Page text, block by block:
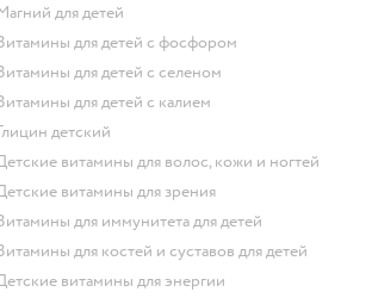
Магний для детей
Витамины для детей с фосфором
Витамины для детей с селеном
Витамины для детей с калием
Глицин детский
Детские витамины для волос, кожи и ногтей
Детские витамины для зрения
Витамины для иммунитета для детей
Витамины для костей и суставов для детей
Детские витамины для энергии